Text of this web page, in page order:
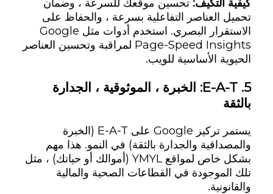
كيفية التكيف: تحسين موقعك للسرعة ، وضمان
تحميل العناصر التفاعلية بسرعة ، والحفاظ على
الاستقرار البصري. استخدم أدوات مثل Google
Page-Speed Insights لمراقبة وتحسين العناصر
الحيوية الأساسية للويب.
5.
E-A-T: الخبرة ، الموثوقية ، الجدارة
بالثقة
يستمر تركيز Google على E-A-T (الخبرة
والمصداقية والجدارة بالثقة) في النمو. هذا مهم
بشكل خاص لمواقع YMYL (أموالك أو حياتك) ، مثل
تلك الموجودة في القطاعات الصحية والمالية
والقانونية.